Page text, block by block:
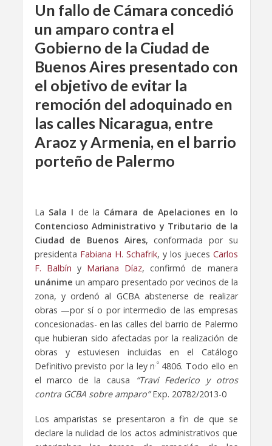
Un fallo de Cámara concedió
un amparo contra el
Gobierno de la Ciudad de
Buenos Aires presentado con
el objetivo de evitar la
remoción del adoquinado en
las calles Nicaragua, entre
Araoz y Armenia, en el barrio
porteño de Palermo
La Sala I de la Cámara de Apelaciones en lo
Contencioso Administrativo y Tributario de la
Ciudad de Buenos Aires, conformada por su
presidenta Fabiana H. Schafrik, y los jueces Carlos
F. Balbín y Mariana Díaz, confirmó de manera
unánime un amparo presentado por vecinos de la
zona, y ordenó al GCBA abstenerse de realizar
obras —por sí o por intermedio de las empresas
concesionadas- en las calles del barrio de Palermo
que hubieran sido afectadas por la realización de
obras y estuviesen incluidas en el Catálogo
Definitivo previsto por la ley n .º 4806. Todo ello en
el marco de la causa
“Travi Federico y otros
contra GCBA sobre amparo”Exp. 20782/2013-0
Los amparistas se presentaron a fin de que se
declare la nulidad de los actos administrativos que